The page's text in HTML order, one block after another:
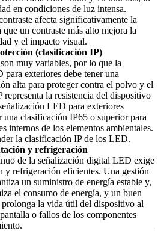
en condiciones de luz intensa.
afecta significativamente la
un contraste más alto mejora la
y el impacto visual.
(clasificación IP)
muy variables, por lo que la
exteriores debe tener una
alta para proteger contra el polvo y el
la resistencia del dispositivo
LED para exteriores
una clasificación IP65 o superior para
internos de los elementos ambientales.
la clasificación IP de los LED.
y refrigeración
de la señalización digital LED exige
y refrigeración eficientes. Una gestión
un suministro de energía estable y,
el consumo de energía, y un buen
la vida útil del dispositivo al
o fallos de los componentes